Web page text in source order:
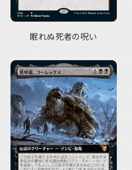
眠れぬ死者の呪い